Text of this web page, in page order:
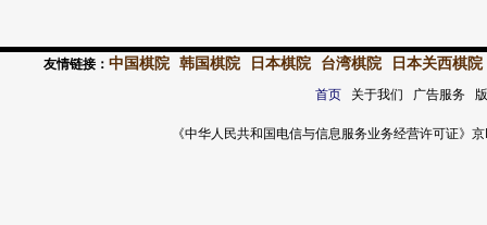
友情链接： 中国棋院 韩国棋院 日本棋院 台湾棋院 日本关西棋院
首页关于我们 广告服务
《中华人民共和国电信与信息服务业务经营许可证